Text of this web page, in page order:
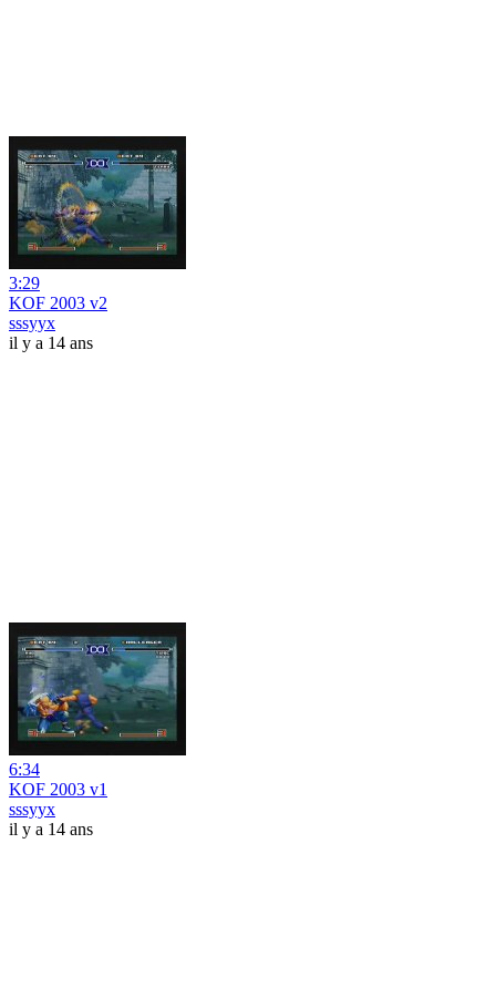
3:29
KOF 2003 v2
sssyyx
il y a 14 ans
6:34
KOF 2003 v1
sssyyx
il y a 14 ans